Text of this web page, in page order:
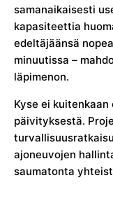
samanaikaisesti
kapasiteettia
edeltäjäänsä
minuutissa –
läpimenon.
Kyse ei
päivityksestä.
ajoneuvojen
saumatonta